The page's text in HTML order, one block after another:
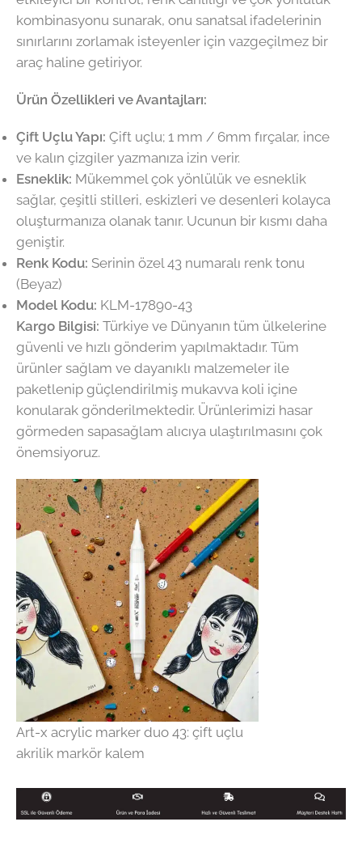
kombinasyonu sunarak, onu sanatsal ifadelerinin
sınırlarını zorlamak isteyenler için vazgeçilmez bir
araç haline getiriyor.
Ürün Özellikleri ve Avantajları:
Çift Uçlu Yapı: Çift uçlu; 1 mm / 6mm fırçalar, ince
ve kalın çizgiler yazmanıza izin verir.
Esneklik: Mükemmel çok yönlülük ve esneklik
sağlar, çeşitli stilleri, eskizleri ve desenleri kolayca
oluşturmanıza olanak tanır. Ucunun bir kısmı daha
geniştir.
Renk Kodu: Serinin özel 43 numaralı renk tonu
(Beyaz)
Model Kodu: KLM-17890-43
Kargo Bilgisi: Türkiye ve Dünyanın tüm ülkelerine
güvenli ve hızlı gönderim yapılmaktadır. Tüm
ürünler sağlam ve dayanıklı malzemeler ile
paketlenip güçlendirilmiş mukavva koli içine
konularak gönderilmektedir. Ürünlerimizi hasar
görmeden sapasağlam alıcıya ulaştırılmasını çok
önemsiyoruz.
Art-x acrylic marker duo 43: çift uçlu
akrilik markör kalem